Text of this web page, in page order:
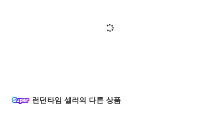
런던타임 셀러의 다른 상품